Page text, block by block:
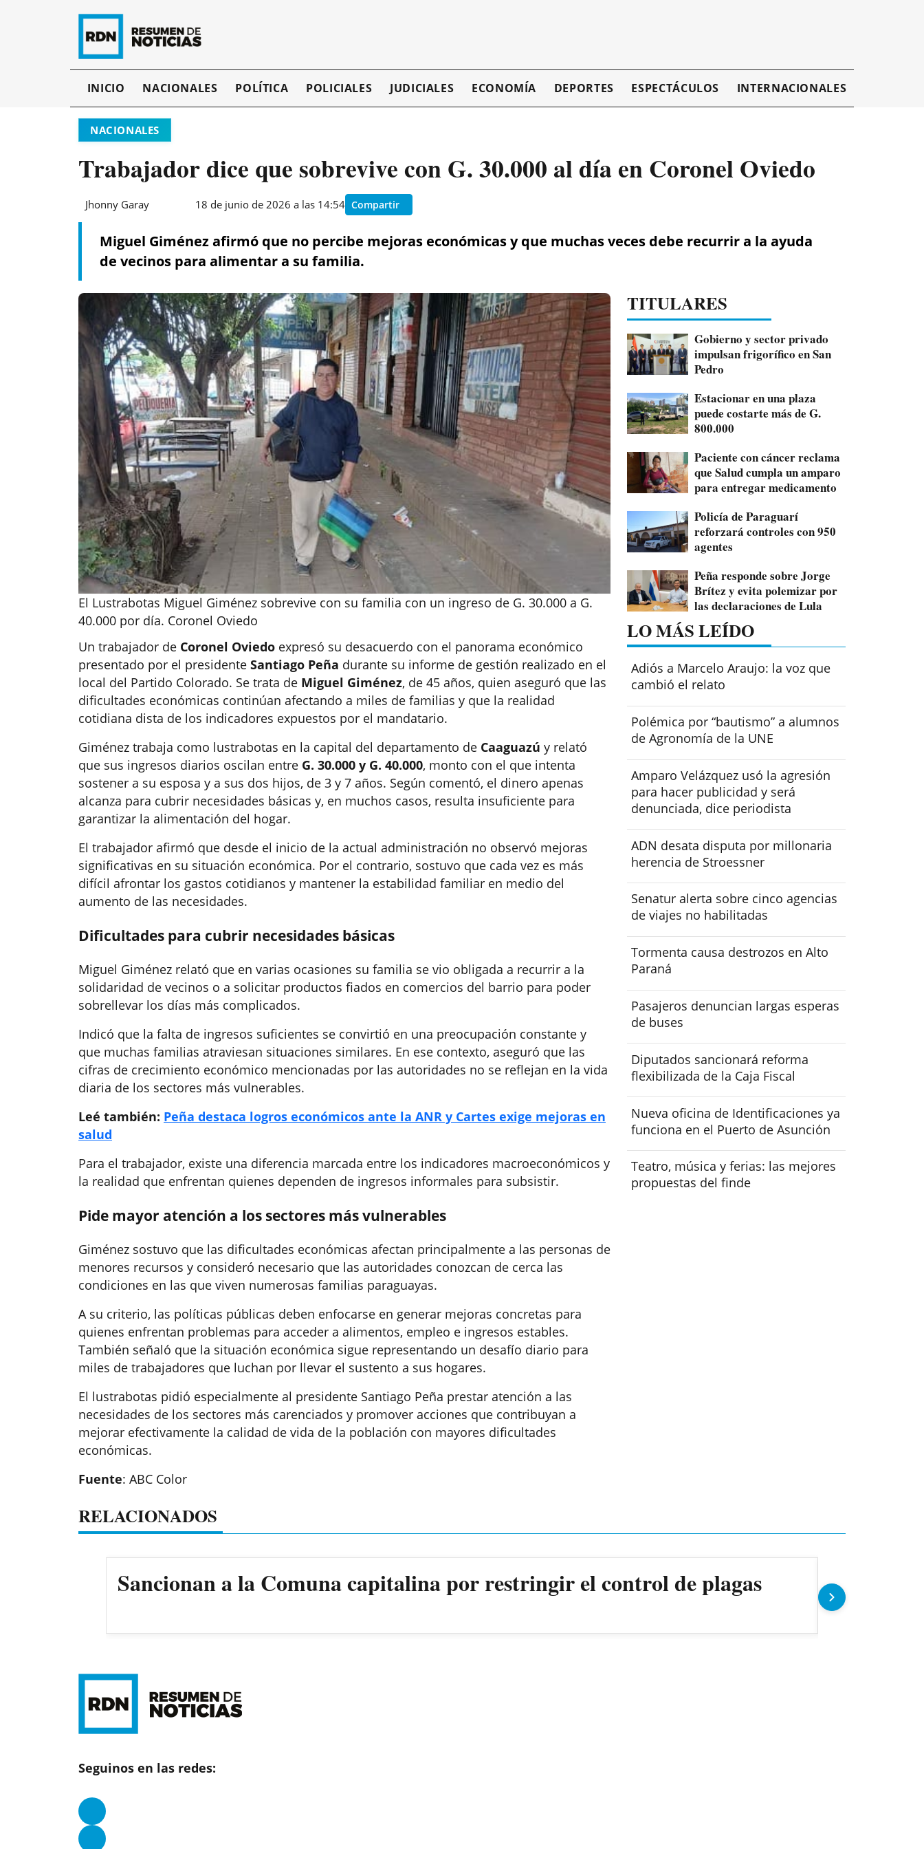
INICIO NACIONALES POLÍTICA POLICIALES JUDICIALES ECONOMÍA DEPORTES ESPECTÁCULOS INTERNACIONALES
NACIONALES
Trabajador dice que sobrevive con G. 30.000 al día en Coronel Oviedo
Jhonny Garay 18 de junio de 2026 a las 14:54 Compartir
Miguel Giménez afirmó que no percibe mejoras económicas y que muchas veces debe recurrir a la ayuda
de vecinos para alimentar a su familia.
El Lustrabotas Miguel Giménez sobrevive con su familia con un ingreso de G. 30.000 a G.
40.000 por día. Coronel Oviedo
Un trabajador de Coronel Oviedo expresó su desacuerdo con el panorama económico
presentado por el presidente Santiago Peña durante su informe de gestión realizado en el
local del Partido Colorado. Se trata de Miguel Giménez, de 45 años, quien aseguró que las
dificultades económicas continúan afectando a miles de familias y que la realidad
cotidiana dista de los indicadores expuestos por el mandatario.
Giménez trabaja como lustrabotas en la capital del departamento de Caaguazú y relató
que sus ingresos diarios oscilan entre G. 30.000 y G. 40.000, monto con el que intenta
sostener a su esposa y a sus dos hijos, de 3 y 7 años. Según comentó, el dinero apenas
alcanza para cubrir necesidades básicas y, en muchos casos, resulta insuficiente para
garantizar la alimentación del hogar.
El trabajador afirmó que desde el inicio de la actual administración no observó mejoras
significativas en su situación económica. Por el contrario, sostuvo que cada vez es más
difícil afrontar los gastos cotidianos y mantener la estabilidad familiar en medio del
aumento de las necesidades.
Dificultades para cubrir necesidades básicas
Miguel Giménez relató que en varias ocasiones su familia se vio obligada a recurrir a la
solidaridad de vecinos o a solicitar productos fiados en comercios del barrio para poder
sobrellevar los días más complicados.
Indicó que la falta de ingresos suficientes se convirtió en una preocupación constante y
que muchas familias atraviesan situaciones similares. En ese contexto, aseguró que las
cifras de crecimiento económico mencionadas por las autoridades no se reflejan en la vida
diaria de los sectores más vulnerables.
Leé también: Peña destaca logros económicos ante la ANR y Cartes exige mejoras en
salud
Para el trabajador, existe una diferencia marcada entre los indicadores macroeconómicos y
la realidad que enfrentan quienes dependen de ingresos informales para subsistir.
Pide mayor atención a los sectores más vulnerables
Giménez sostuvo que las dificultades económicas afectan principalmente a las personas de
menores recursos y consideró necesario que las autoridades conozcan de cerca las
condiciones en las que viven numerosas familias paraguayas.
A su criterio, las políticas públicas deben enfocarse en generar mejoras concretas para
quienes enfrentan problemas para acceder a alimentos, empleo e ingresos estables.
También señaló que la situación económica sigue representando un desafío diario para
miles de trabajadores que luchan por llevar el sustento a sus hogares.
El lustrabotas pidió especialmente al presidente Santiago Peña prestar atención a las
necesidades de los sectores más carenciados y promover acciones que contribuyan a
mejorar efectivamente la calidad de vida de la población con mayores dificultades
económicas.
Fuente: ABC Color
TITULARES
Gobierno y sector privado
impulsan frigorífico en San
Pedro
Estacionar en una plaza
puede costarte más de G.
800.000
Paciente con cáncer reclama
que Salud cumpla un amparo
para entregar medicamento
Policía de Paraguarí
reforzará controles con 950
agentes
Peña responde sobre Jorge
Brítez y evita polemizar por
las declaraciones de Lula
LO MÁS LEÍDO
Adiós a Marcelo Araujo: la voz que
cambió el relato
Polémica por “bautismo” a alumnos
de Agronomía de la UNE
Amparo Velázquez usó la agresión
para hacer publicidad y será
denunciada, dice periodista
ADN desata disputa por millonaria
herencia de Stroessner
Senatur alerta sobre cinco agencias
de viajes no habilitadas
Tormenta causa destrozos en Alto
Paraná
Pasajeros denuncian largas esperas
de buses
Diputados sancionará reforma
flexibilizada de la Caja Fiscal
Nueva oficina de Identificaciones ya
funciona en el Puerto de Asunción
Teatro, música y ferias: las mejores
propuestas del finde
RELACIONADOS
Sancionan a la Comuna capitalina por restringir el control de plagas
Seguinos en las redes: